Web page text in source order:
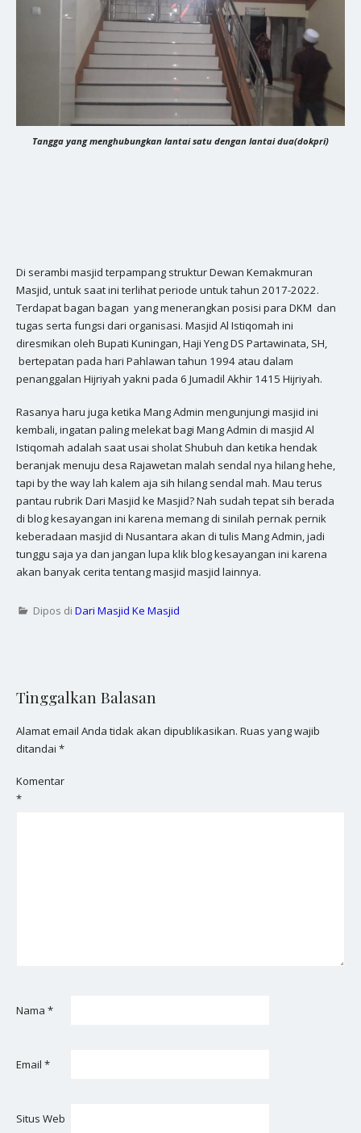
Tangga yang menghubungkan lantai satu dengan lantai dua(dokpri)
Di serambi masjid terpampang struktur Dewan Kemakmuran
Masjid, untuk saat ini terlihat periode untuk tahun 2017-2022.
Terdapat bagan bagan yang menerangkan posisi para DKM dan
tugas serta fungsi dari organisasi. Masjid Al Istiqomah ini
diresmikan oleh Bupati Kuningan, Haji Yeng DS Partawinata, SH,
bertepatan pada hari Pahlawan tahun 1994 atau dalam
penanggalan Hijriyah yakni pada 6 Jumadil Akhir 1415 Hijriyah.
Rasanya haru juga ketika Mang Admin mengunjungi masjid ini
kembali, ingatan paling melekat bagi Mang Admin di masjid Al
Istiqomah adalah saat usai sholat Shubuh dan ketika hendak
beranjak menuju desa Rajawetan malah sendal nya hilang hehe,
tapi by the way lah kalem aja sih hilang sendal mah. Mau terus
pantau rubrik Dari Masjid ke Masjid? Nah sudah tepat sih berada
di blog kesayangan ini karena memang di sinilah pernak pernik
keberadaan masjid di Nusantara akan di tulis Mang Admin, jadi
tunggu saja ya dan jangan lupa klik blog kesayangan ini karena
akan banyak cerita tentang masjid masjid lainnya.
Dipos di Dari Masjid Ke Masjid
Tinggalkan Balasan
Alamat email Anda tidak akan dipublikasikan. Ruas yang wajib
ditandai *
Komentar
*
Nama *
Email *
Situs Web